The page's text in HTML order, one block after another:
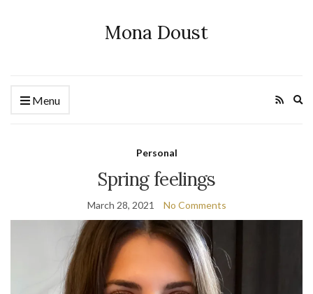
Mona Doust
Menu
Personal
Spring feelings
March 28, 2021 No Comments